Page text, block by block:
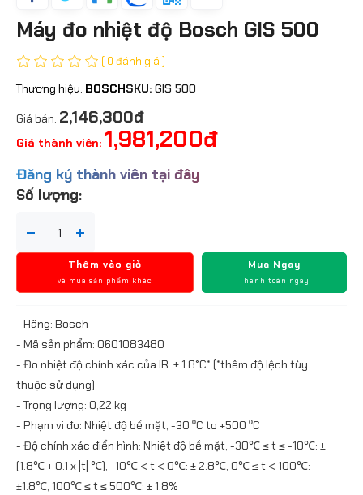
Máy đo nhiệt độ Bosch GIS 500
( 0 đánh giá )
Thương hiệu: BOSCHSKU: GIS 500
Giá bán: 2,146,300đ
Giá thành viên: 1,981,200đ
Đăng ký thành viên tại đây
Số lượng:
Thêm vào giỏ
và mua sản phẩm khác
Mua Ngay
Thanh toán ngay
- Hãng: Bosch
- Mã sản phẩm: 0601083480
- Đo nhiệt độ chính xác của IR: ± 1.8°C* (*thêm độ lệch tùy
thuộc sử dụng)
- Trọng lượng: 0,22 kg
- Phạm vi đo: Nhiệt độ bề mặt, -30 ⁰C to +500 ⁰C
- Độ chính xác điển hình: Nhiệt độ bề mặt, -30℃ ≤ t ≤ -10℃: ±
(1.8℃ + 0.1 x |t| ℃), -10℃ < t < 0℃: ± 2.8℃, 0℃ ≤ t < 100℃:
±1.8℃, 100℃ ≤ t ≤ 500℃: ± 1.8%